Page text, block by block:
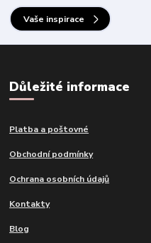
Vaše inspirace
Důležité informace
Platba a poštovné
Obchodní podmínky
Ochrana osobních údajů
Kontakty
Blog